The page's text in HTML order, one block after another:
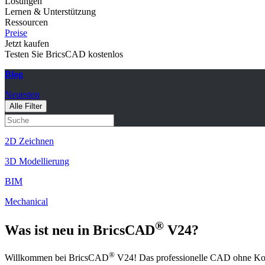
Lernen & Unterstützung
Ressourcen
Preise
Jetzt kaufen
Testen Sie BricsCAD kostenlos
Blog
Neuesten
Alle Filter
2D Zeichnen
3D Modellierung
BIM
Mechanical
Was ist neu in BricsCAD® V24?
Willkommen bei BricsCAD® V24! Das professionelle CAD ohne